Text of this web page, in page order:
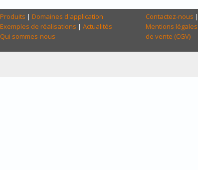
Produits | Domaines d'application
Exemples de réalisations | Actualités
Qui sommes-nous
Contactez-nous |
Mentions légales
de vente (CGV)